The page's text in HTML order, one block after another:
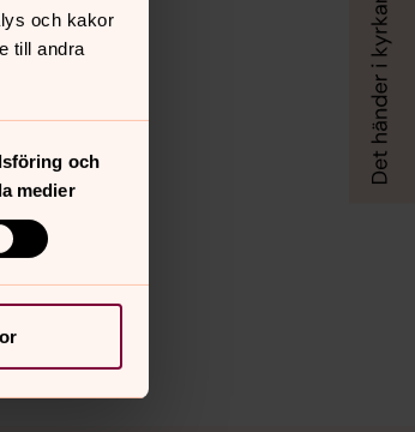
och kakor
till andra
och
medier